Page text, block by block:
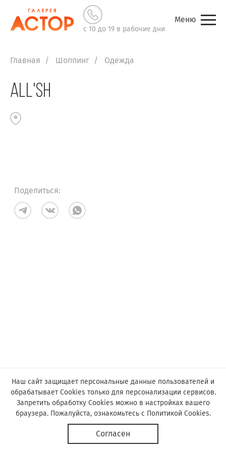
с 10 до 19 в рабочие дни
Меню
Главная Шоппинг Одежда
ALL'SH
Поделиться:
Наш сайт защищает персональные данные пользователей и
обрабатывает Cookies только для персонализации сервисов.
Запретить обработку Cookies можно в настройках вашего
браузера. Пожалуйста, ознакомьтесь с Политикой Cookies.
Согласен